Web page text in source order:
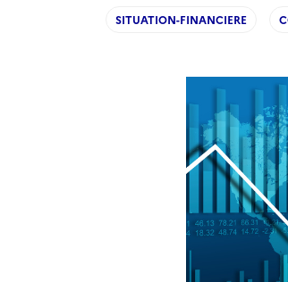
SITUATION-FINANCIERE